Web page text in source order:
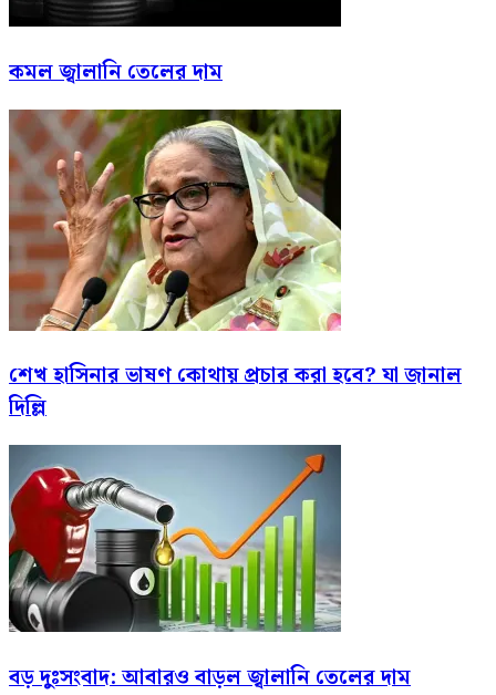
কমল জ্বালানি তেলের দাম
শেখ হাসিনার ভাষণ কোথায় প্রচার করা হবে? যা জানাল
দিল্লি
বড় দুঃসংবাদ: আবারও বাড়ল জ্বালানি তেলের দাম